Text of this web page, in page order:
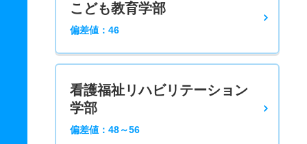
こども教育学部
偏差値：46
看護福祉リハビリテーション
学部
偏差値：48～56